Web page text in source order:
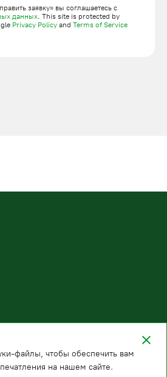
заявку» вы соглашаетесь с
данных. This site is protected by
Privacy Policy and Terms of Service
файлы, чтобы обеспечить вам
на нашем сайте.